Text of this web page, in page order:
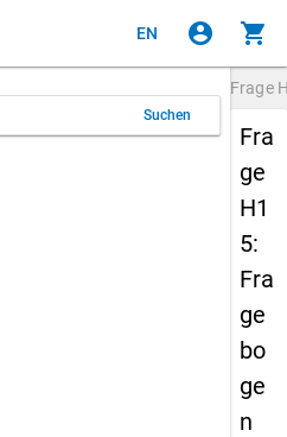
EN account_circle shopping_cart
Suchen
Frage
Fra
ge
H1
5:
Fra
ge
bo
ge
n